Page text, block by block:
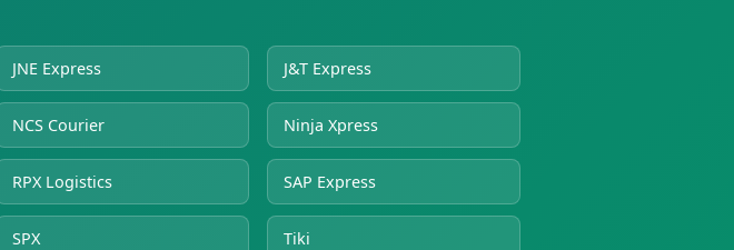
JNE Express J&T Express
NCS Courier Ninja Xpress
RPX Logistics SAP Express
SPX Tiki